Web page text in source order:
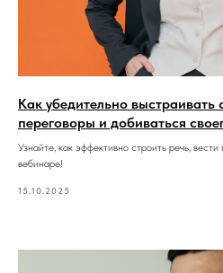
Как убедительно выстраивать
переговоры и добиваться
Узнайте, как эффективно строить речь,
вебинаре!
15.10.2025